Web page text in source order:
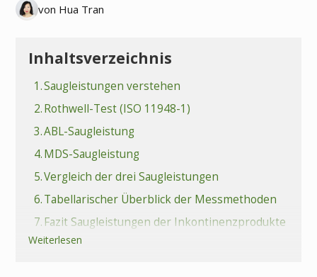
von Hua Tran
Inhaltsverzeichnis
1.Saugleistungen verstehen
2.Rothwell-Test (ISO 11948-1)
3.ABL-Saugleistung
4.MDS-Saugleistung
5.Vergleich der drei Saugleistungen
6.Tabellarischer Überblick der Messmethoden
7.Fazit Saugleistungen der Inkontinenzprodukte
8.Häufige Fragen (FAQs) zur Saugleistung
Weiterlesen